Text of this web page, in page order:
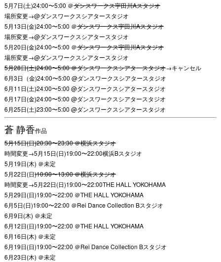
5月7日(土)24:00〜5:00 ＠ダンスワークス宇田川Aスタジオ
場所変更→@ダンスワークスシアタースタジオ
5月13日(金)24:00〜5:00 ＠ダンスワークス宇田川Aスタジオ
場所変更→@ダンスワークスシアタースタジオ
5月20日(金)24:00〜5:00 ＠ダンスワークス宇田川Aスタジオ
場所変更→@ダンスワークスシアタースタジオ
5月28日(土)24:00〜5:00 ＠ダンスワークスシアタースタジオ→キャンセル
6月3日（金)24:00〜5:00 @ダンスワークスシアタースタジオ
6月11日(土)24:00〜5:00 @ダンスワークスシアタースタジオ
6月17日(金)24:00〜5:00 @ダンスワークスシアタースタジオ
6月25日(土)23:00〜5:00 @ダンスワークスシアタースタジオ
蒼 静香作品
5月15日(日)20:30〜23:30 ＠横浜スタジオ
時間変更→5月15日(日)19:00〜22:00横浜Bスタジオ
5月19日(木) ＠未定
5月22日(日)10:00〜13:00 ＠横浜スタジオ
時間変更→5月22日(日)19:00〜22:00THE HALL YOKOHAMA
5月29日(日)19:00〜22:00 ＠THE HALL YOKOHAMA
6月5日(日)19:00〜22:00 ＠Rei Dance Collection Bスタジオ
6月9日(木) ＠未定
6月12日(日)19:00〜22:00 ＠THE HALL YOKOHAMA
6月16日(木) ＠未定
6月19日(日)19:00〜22:00 ＠Rei Dance Collection Bスタジオ
6月23日(木) ＠未定